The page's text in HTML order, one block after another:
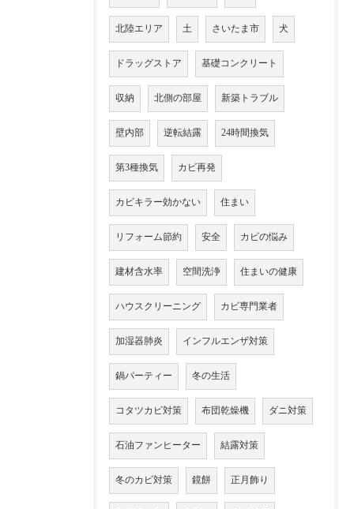
北陸エリア 土 さいたま市 犬
ドラッグストア 基礎コンクリート
収納 北側の部屋 新築トラブル
壁内部 逆転結露 24時間換気
第3種換気 カビ再発
カビキラー効かない 住まい
リフォーム節約 安全 カビの悩み
建材含水率 空間洗浄 住まいの健康
ハウスクリーニング カビ専門業者
加湿器肺炎 インフルエンザ対策
鍋パーティー 冬の生活
コタツカビ対策 布団乾燥機 ダニ対策
石油ファンヒーター 結露対策
冬のカビ対策 鏡餅 正月飾り